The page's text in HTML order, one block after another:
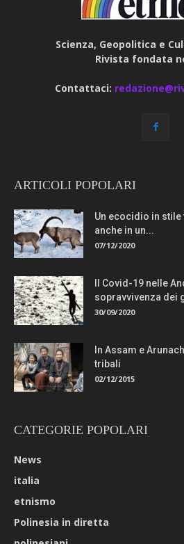
Scienza, Geopolitica e
Rivista fondata
Contattaci:
ARTICOLI POPOLARI
Un ecocidio in
anche in un...
07/12/2020
Il Covid-19 nelle
sopravvivenza dei
30/09/2020
In Assam e
tribali
02/12/2015
CATEGORIE POPOLARI
News
italia
etnismo
Polinesia in diretta